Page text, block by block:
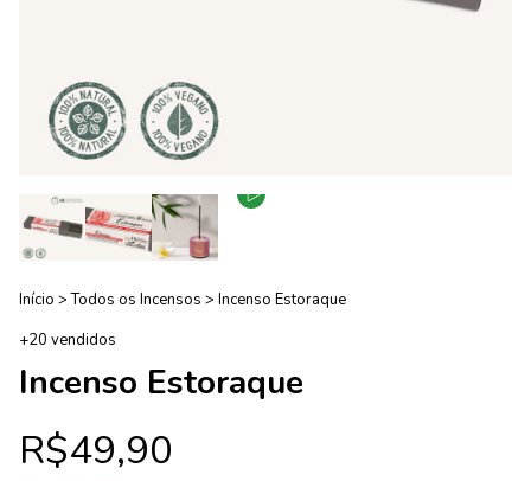
Início > Todos os Incensos > Incenso Estoraque
+20 vendidos
Incenso Estoraque
R$49,90